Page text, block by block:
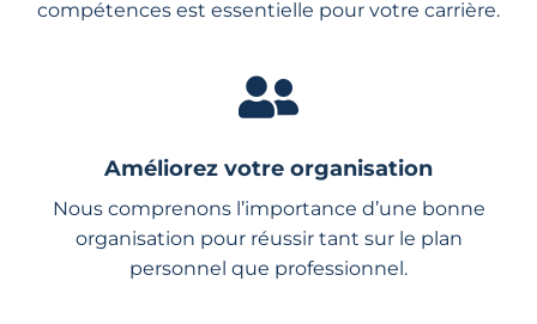
compétences est essentielle pour votre carrière.
Améliorez votre organisation
Nous comprenons l’importance d’une bonne
organisation pour réussir tant sur le plan
personnel que professionnel.